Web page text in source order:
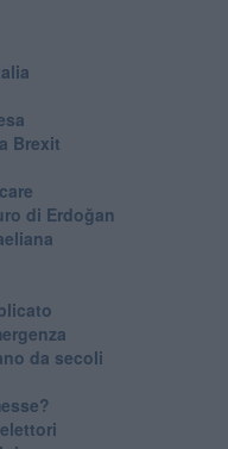
Brexit
di Erdoğan
da secoli